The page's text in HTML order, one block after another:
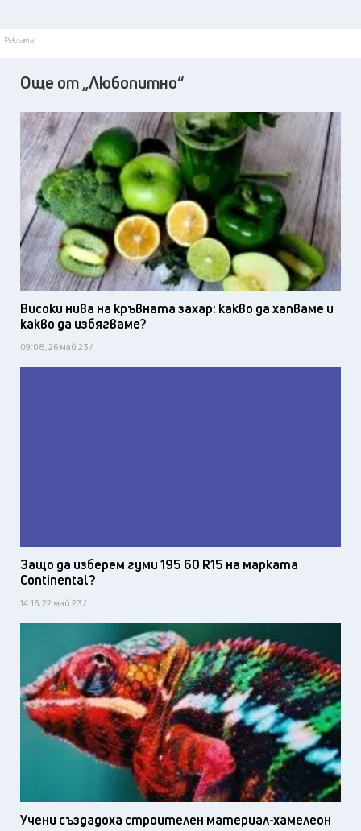
Реклама
Още от „Любопитно“
Високи нива на кръвната захар: какво да хапваме и
какво да избягваме?
09:08, 26 май 23 /
Защо да изберем гуми 195 60 R15 на марката
Continental?
14:16, 22 май 23 /
Учени създадоха строителен материал-хамелеон